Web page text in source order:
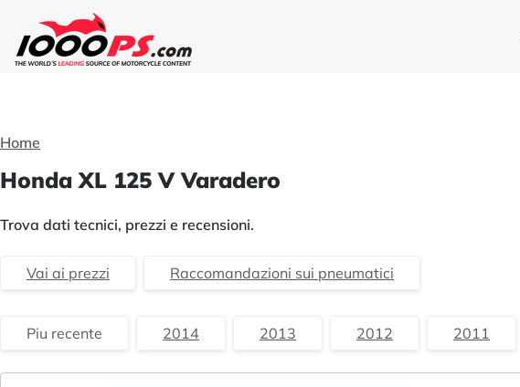
Home
Honda XL 125 V Varadero
Trova dati tecnici, prezzi e recensioni.
Vai ai prezzi Raccomandazioni sui pneumatici
Piu recente 2014 2013 2012 2011